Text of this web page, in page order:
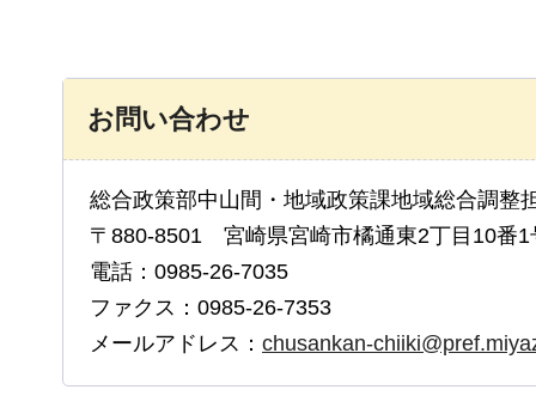
お問い合わせ
総合政策部中山間・地域政策課地域総合調整
〒880-8501 宮崎県宮崎市橘通東2丁目10番1
電話：0985-26-7035
ファクス：0985-26-7353
メールアドレス： chusankan-